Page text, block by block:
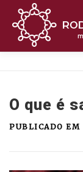
Pular
para
O que é
PUBLICADO EM